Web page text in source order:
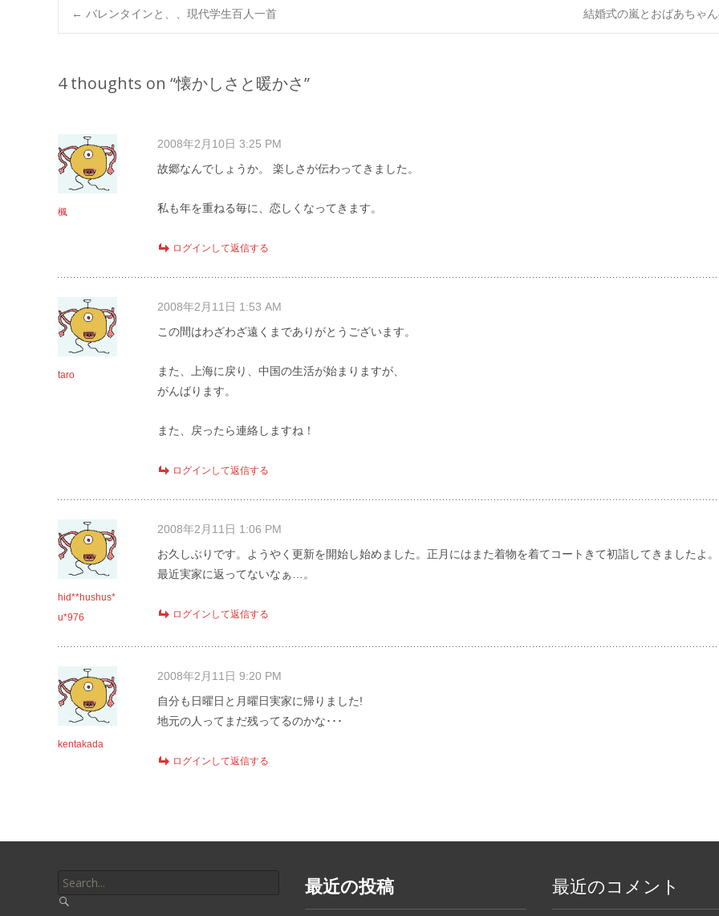
Post
navigation
← バレンタインと、、現代学生百人一首 結婚式の嵐とおばあちゃ
4 thoughts on “懐かしさと暖かさ”
楓
2008年2月10日 3:25 PM
故郷なんでしょうか。 楽しさが伝わってきました。
私も年を重ねる毎に、恋しくなってきます。
ログインして返信する
taro
2008年2月11日 1:53 AM
この間はわざわざ遠くまでありがとうございます。
また、上海に戻り、中国の生活が始まりますが、
がんばります。
また、戻ったら連絡しますね！
ログインして返信する
hid**hushus*
u*976
2008年2月11日 1:06 PM
お久しぶりです。ようやく更新を開始し始めました。正月にはまた着物を着てコートきて初詣してきましたよ
最近実家に返ってないなぁ…。
ログインして返信する
kentakada
2008年2月11日 9:20 PM
自分も日曜日と月曜日実家に帰りました!
地元の人ってまだ残ってるのかな･･･
ログインして返信する
for:
最近の投稿 最近のコメント